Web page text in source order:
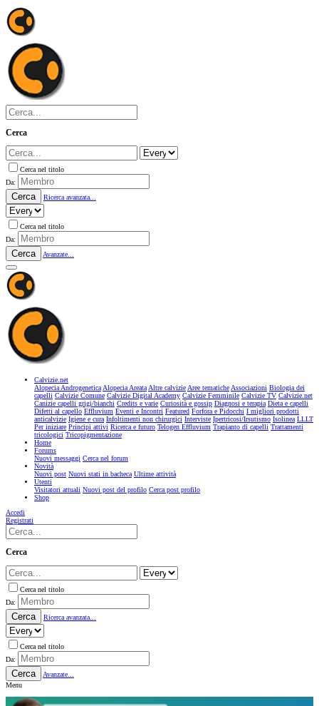
Cerca
Cerca nel titolo
Da:
Cerca Ricerca avanzata...
Cerca nel titolo
Da:
Cerca Avanzate...
Calvizie.net
Alopecia AndrogeneticaAlopecia AreataAltre calvizieAree tematicheAssociazioni Biologia dei
capelli Calvizie Comune Calvizie Digital Academy Calvizie Femminile Calvizie TV Calvizie.net
Canizie capelli grigi/bianchi Credits e varie Curiosità e gossip Diagnosi e terapia Dieta e capelli
Difetti al capello Effluvium Eventi e Incontri Featured Forfora e Pidocchi I migliori prodotti
anticalvizie Igiene e cura Infoltimenti non chirurgici Interviste Ipertricosi/Irsutismo Isolinea LLLT
Per iniziare Principi attivi Ricerca e futuro Telogen Effluvium Trapianto di capelli Trattamenti
tricologici Tricopigmentazione
Home
Forums
Nuovi messaggi Cerca nel forum
Novità
Nuovi post Nuovi stati in bacheca Ultime attività
Utenti
Visitatori attuali Nuovi post del profilo Cerca post profilo
Shop
Accedi
Registrati
Cerca
Cerca nel titolo
Da:
Cerca Ricerca avanzata...
Cerca nel titolo
Da:
Cerca
Avanzate...
Menu